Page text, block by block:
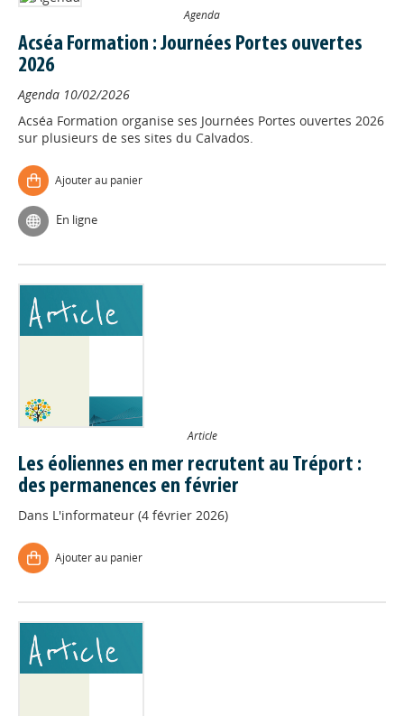
Agenda
Acséa Formation : Journées Portes ouvertes
2026
Agenda 10/02/2026
Acséa Formation organise ses Journées Portes ouvertes 2026
sur plusieurs de ses sites du Calvados.
Ajouter au panier
En ligne
Article
Les éoliennes en mer recrutent au Tréport :
des permanences en février
Dans L'informateur (4 février 2026)
Ajouter au panier